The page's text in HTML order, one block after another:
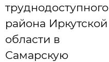
труднодоступного
района Иркутской
области в
Самарскую